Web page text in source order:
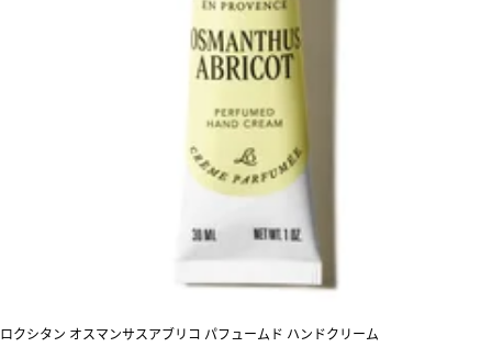
ロクシタン オスマンサスアブリコ パフュームド ハンドクリーム